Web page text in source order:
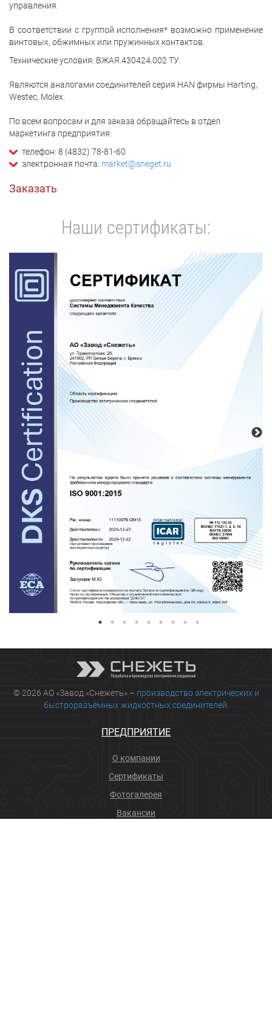
управления.
В соответствии с группой исполнения* возможно применение
винтовых, обжимных или пружинных контактов.
Технические условия: ВЖАЯ.430424.002 ТУ.
Являются аналогами соединителей серия HAN фирмы Harting,
Westec, Molex.
По всем вопросам и для заказа обращайтесь в отдел
маркетинга предприятия:
телефон: 8 (4832) 78-81-60
электронная почта: market@sneget.ru
Заказать
Наши сертификаты:
© 2026 АО «Завод «Снежеть» – производство электрических и
быстроразъёмных жидкостных соединителей.
ПРЕДПРИЯТИЕ
О компании
Сертификаты
Фотогалерея
Вакансии